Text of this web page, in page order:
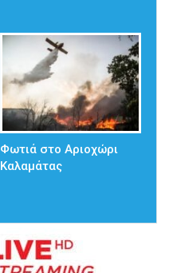
Φωτιά στο Αριοχώρι
Καλαμάτας